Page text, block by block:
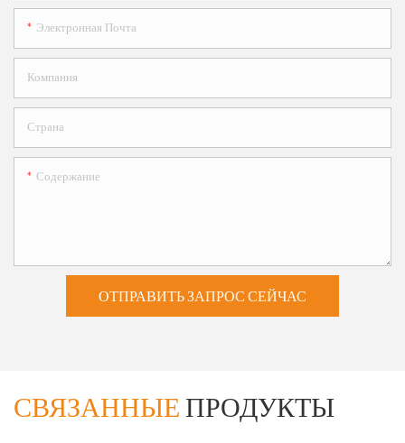
Электронная Почта
Компания
Страна
Содержание
ОТПРАВИТЬ ЗАПРОС СЕЙЧАС
СВЯЗАННЫЕ ПРОДУКТЫ